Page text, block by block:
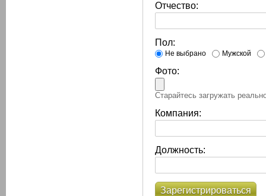
Отчество:
Пол:
Не выбрано Мужской
Фото:
Старайтесь загружать
Компания:
Должность:
Зарегистрироваться